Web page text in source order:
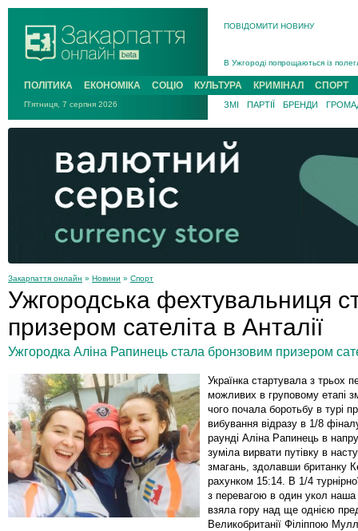
ПОВІДОМИТИ НОВИНУ
В Ужгороді попрощаються із
В Ужгороді 5 серпня
Підтвердили загибель
На війні з рф поліг військовий з
На Хустщині внаслідок ДТП за
Інструктора районного ТЦК на
ПОЛІТИКА ЕКОНОМІКА СОЦІО КУЛЬТУРА КРИМІНАЛ СПОРТ
П'ятниця, 7 серпня 2026 ЗМІ ПАРТІЇ БРЕНДИ
Закарпаття онлайн » Новини » Спорт
Ужгородська фехтувальниця
призером сателіта в Анталії
Ужгородка Аліна Рапинець стала бронзовим призером
Українка стартувала з трьох
можливих в груповому етапі
чого почала боротьбу в турі
вибування відразу в 1/8
раунді Аліна Рапинець в
зуміла вирвати путівку в
змагань, здолавши британку
рахунком 15:14. В 1/4
з перевагою в один укол
взяла гору над ще однією
Великобританії Філіппою